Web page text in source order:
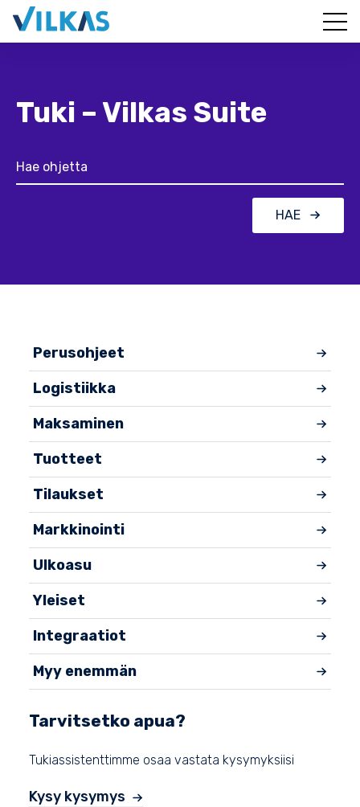
Tuki – Vilkas Suite
HAE
Perusohjeet
Logistiikka
Maksaminen
Tuotteet
Tilaukset
Markkinointi
Ulkoasu
Yleiset
Integraatiot
Myy enemmän
Tarvitsetko apua?
Tukiassistenttimme osaa vastata kysymyksiisi
Kysy kysymys